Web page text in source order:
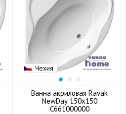
Чехия
Ванна акриловая Ravak
NewDay 150x150
C661000000